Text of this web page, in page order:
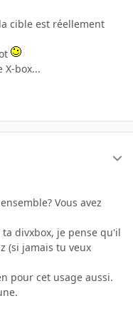
cible est réellement
X-box...
Vous avez
divxbox, je pense qu'il
(si jamais tu veux
pour cet usage aussi.